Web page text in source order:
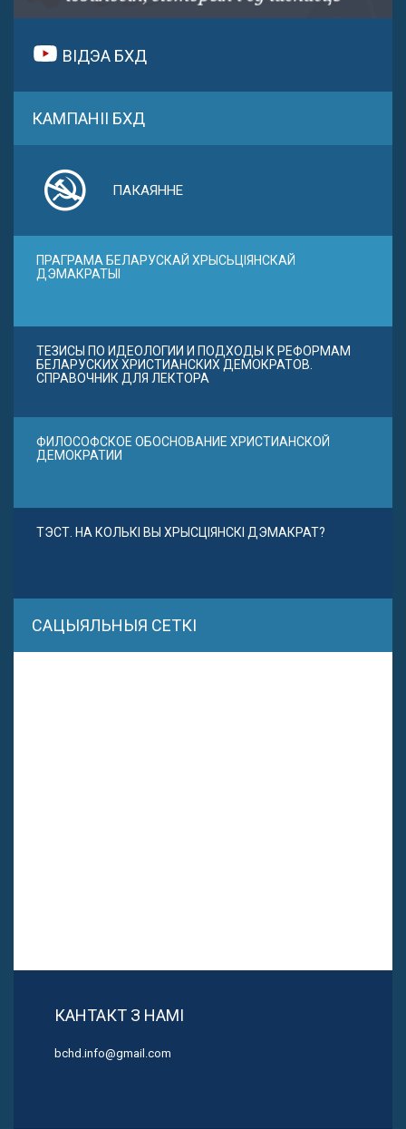
ВІДЭА БХД
КАМПАНІІ БХД
ПАКАЯННЕ
ПРАГРАМА БЕЛАРУСКАЙ ХРЫСЬЦІЯНСКАЙ
ДЭМАКРАТЫІ
ТЕЗИСЫ ПО ИДЕОЛОГИИ И ПОДХОДЫ К РЕФОРМАМ
БЕЛАРУСКИХ ХРИСТИАНСКИХ ДЕМОКРАТОВ.
СПРАВОЧНИК ДЛЯ ЛЕКТОРА
ФИЛОСОФСКОЕ ОБОСНОВАНИЕ ХРИСТИАНСКОЙ
ДЕМОКРАТИИ
ТЭСТ. НА КОЛЬКІ ВЫ ХРЫСЦІЯНСКІ ДЭМАКРАТ?
САЦЫЯЛЬНЫЯ СЕТКІ
КАНТАКТ З НАМІ
bchd.info@gmail.com